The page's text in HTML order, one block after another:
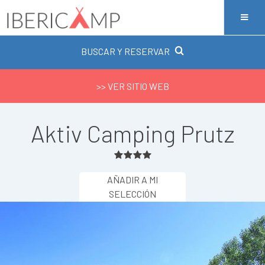
BUSCAR Y RESERVAR
>> VER SITIO WEB
Aktiv Camping Prutz
AÑADIR A MI
SELECCIÓN